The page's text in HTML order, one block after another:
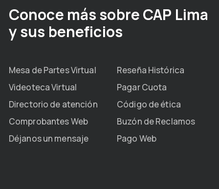
Conoce más sobre CAP Lima
y sus beneficios
Mesa de Partes Virtual
Reseña Histórica
Videoteca Virtual
Pagar Cuota
Directorio de atención
Código de ética
Comprobantes Web
Buzón de Reclamos
Déjanos un mensaje
Pago Web